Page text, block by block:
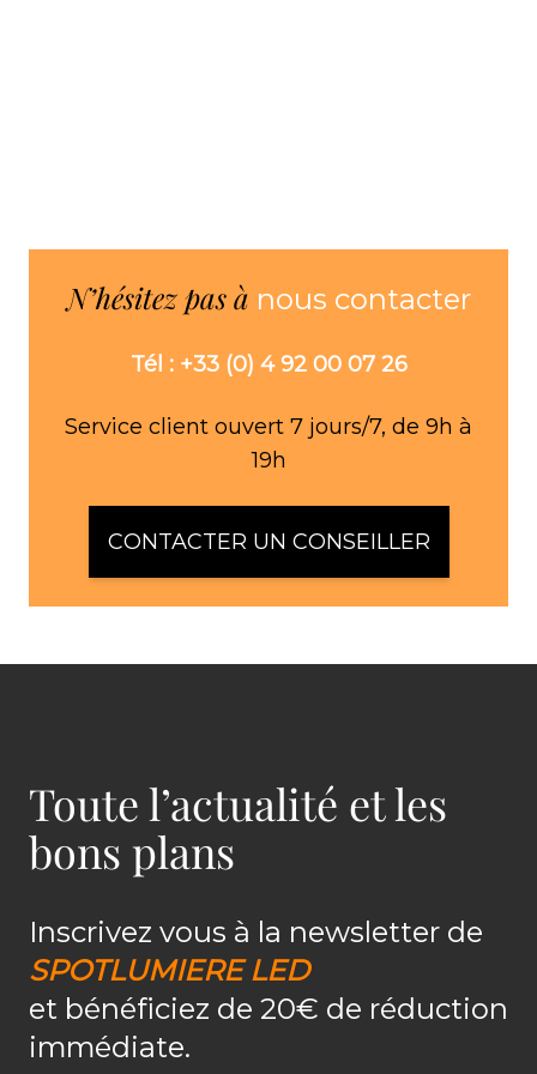
N’hésitez pas à nous contacter
Tél : +33 (0) 4 92 00 07 26
Service client ouvert 7 jours/7, de 9h à
19h
CONTACTER UN CONSEILLER
Toute l’actualité et les
bons plans
Inscrivez vous à la newsletter de
SPOTLUMIERE LED
et bénéficiez de 20€ de réduction
immédiate.